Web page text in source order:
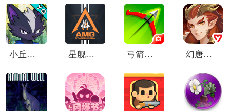
逃离病娇少女怎么玩：
1、逃离病娇少女安装完成后，进入主界面点击play，再
选择合适的游戏模式即可开始体验。游戏提供普通、简
小丘妖怪 星舰纪元手游 弓箭传说小米版 幻唐志洪荒现世